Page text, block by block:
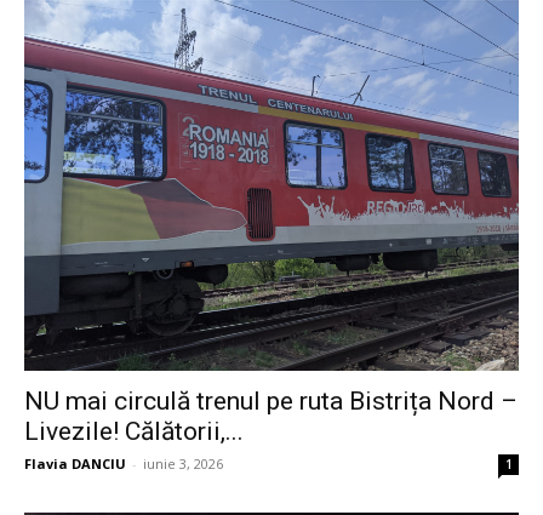
NU mai circulă trenul pe ruta Bistrița Nord –
Livezile! Călătorii,...
Flavia DANCIU - iunie 3, 2026 1